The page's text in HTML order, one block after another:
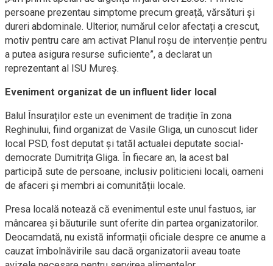
persoane prezentau simptome precum greață, vărsături și
dureri abdominale. Ulterior, numărul celor afectați a crescut,
motiv pentru care am activat Planul roșu de intervenție pentru
a putea asigura resurse suficiente”, a declarat un
reprezentant al ISU Mureș.
Eveniment organizat de un influent lider local
Balul Însuraților este un eveniment de tradiție în zona
Reghinului, fiind organizat de Vasile Gliga, un cunoscut lider
local PSD, fost deputat și tatăl actualei deputate social-
democrate Dumitrița Gliga. În fiecare an, la acest bal
participă sute de persoane, inclusiv politicieni locali, oameni
de afaceri și membri ai comunității locale.
Presa locală notează că evenimentul este unul fastuos, iar
mâncarea și băuturile sunt oferite din partea organizatorilor.
Deocamdată, nu există informații oficiale despre ce anume a
cauzat îmbolnăvirile sau dacă organizatorii aveau toate